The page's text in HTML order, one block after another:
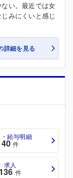
い。最近では女
みにくいと感じ
詳細を見る
給与明細
40 件
求人
136 件